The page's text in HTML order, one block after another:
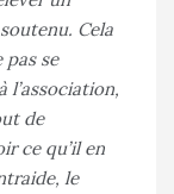
Cela
pas se
l’association,
de
ce qu’il en
le